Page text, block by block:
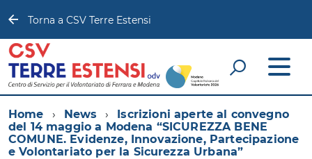
Torna a CSV Terre Estensi
Home News
Iscrizioni aperte al convegno
del 14 maggio a Modena “SICUREZZA BENE
COMUNE. Evidenze, Innovazione, Partecipazione
e Volontariato per la Sicurezza Urbana”